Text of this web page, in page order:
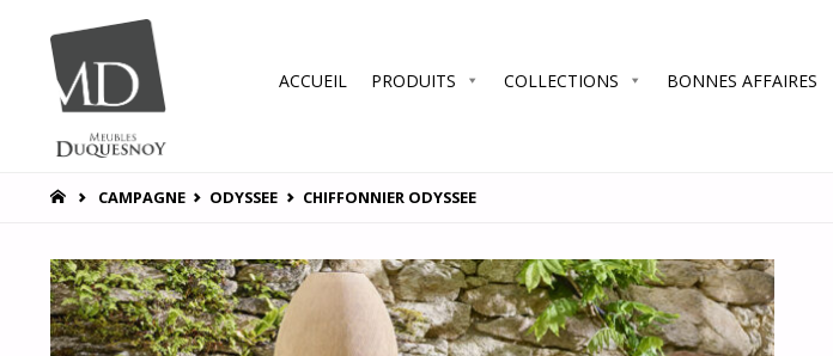
accompagner
to
ACCUEIL PRODUITS COLLECTIONS BONNES AFFAIRES
HOMECAMPAGNE ODYSSEE CHIFFONNIER ODYSSEE